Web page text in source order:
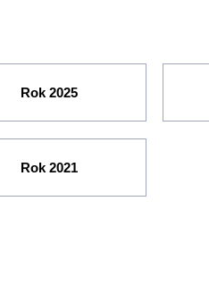
Rok 2025
Rok 2021